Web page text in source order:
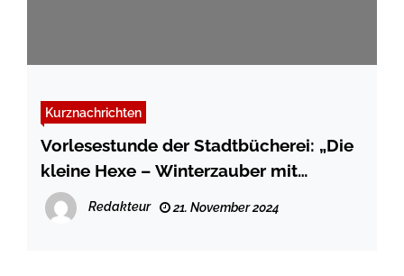
Kurznachrichten
Vorlesestunde der Stadtbücherei: „Die
kleine Hexe – Winterzauber mit
Abraxas“
Redakteur 21. November 2024